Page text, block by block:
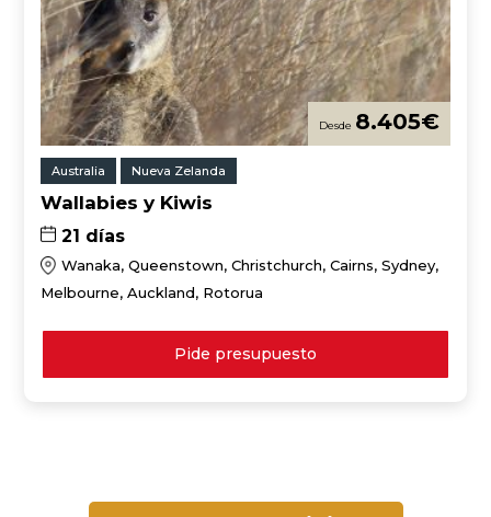
8.405€
Australia Nueva Zelanda
Wallabies y Kiwis
21 días
Wanaka, Queenstown, Christchurch, Cairns, Sydney,
Melbourne, Auckland, Rotorua
Pide presupuesto